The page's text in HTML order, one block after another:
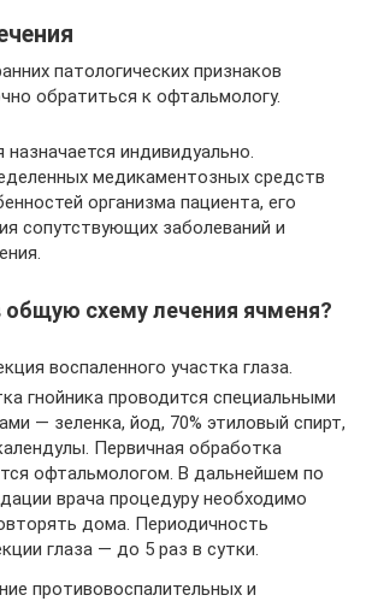
патологических признаков
обратиться к офтальмологу.
назначается индивидуально.
медикаментозных средств
организма пациента, его
сопутствующих заболеваний и
общую схему лечения ячменя?
воспаленного участка глаза.
гнойника проводится специальными
— зеленка, йод, 70% этиловый спирт,
Первичная обработка
офтальмологом. В дальнейшем по
врача процедуру необходимо
дома. Периодичность
глаза — до 5 раз в сутки.
противовоспалительных и